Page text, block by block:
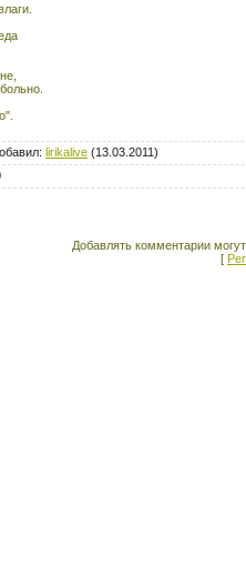
: lirikalive (13.03.2011)
Добавлять комментарии
[